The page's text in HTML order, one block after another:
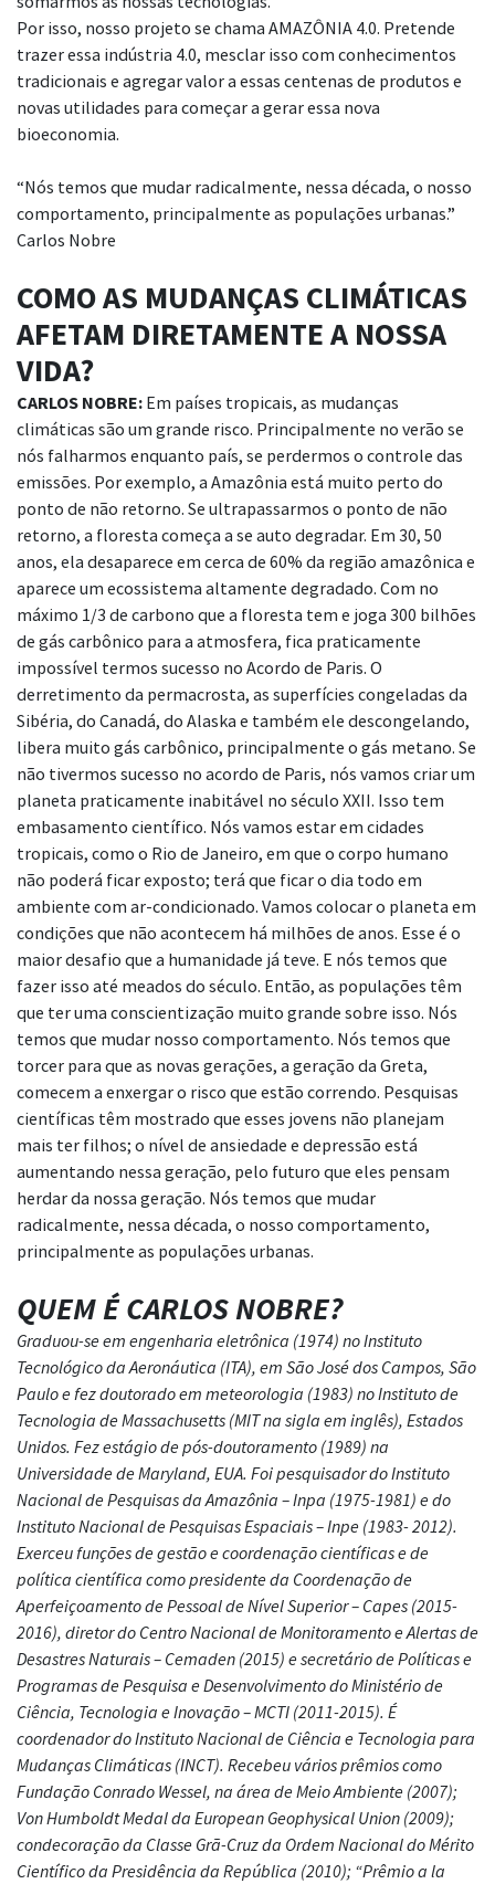
Por isso, nosso projeto se chama AMAZÔNIA 4.0. Pretende
trazer essa indústria 4.0, mesclar isso com conhecimentos
tradicionais e agregar valor a essas centenas de produtos e
novas utilidades para começar a gerar essa nova
bioeconomia.
“Nós temos que mudar radicalmente, nessa década, o nosso
comportamento, principalmente as populações urbanas.”
Carlos Nobre
COMO AS MUDANÇAS CLIMÁTICAS
AFETAM DIRETAMENTE A NOSSA
VIDA?
CARLOS NOBRE: Em países tropicais, as mudanças
climáticas são um grande risco. Principalmente no verão se
nós falharmos enquanto país, se perdermos o controle das
emissões. Por exemplo, a Amazônia está muito perto do
ponto de não retorno. Se ultrapassarmos o ponto de não
retorno, a floresta começa a se auto degradar. Em 30, 50
anos, ela desaparece em cerca de 60% da região amazônica e
aparece um ecossistema altamente degradado. Com no
máximo 1/3 de carbono que a floresta tem e joga 300 bilhões
de gás carbônico para a atmosfera, fica praticamente
impossível termos sucesso no Acordo de Paris. O
derretimento da permacrosta, as superfícies congeladas da
Sibéria, do Canadá, do Alaska e também ele descongelando,
libera muito gás carbônico, principalmente o gás metano. Se
não tivermos sucesso no acordo de Paris, nós vamos criar um
planeta praticamente inabitável no século XXII. Isso tem
embasamento científico. Nós vamos estar em cidades
tropicais, como o Rio de Janeiro, em que o corpo humano
não poderá ficar exposto; terá que ficar o dia todo em
ambiente com ar-condicionado. Vamos colocar o planeta em
condições que não acontecem há milhões de anos. Esse é o
maior desafio que a humanidade já teve. E nós temos que
fazer isso até meados do século. Então, as populações têm
que ter uma conscientização muito grande sobre isso. Nós
temos que mudar nosso comportamento. Nós temos que
torcer para que as novas gerações, a geração da Greta,
comecem a enxergar o risco que estão correndo. Pesquisas
científicas têm mostrado que esses jovens não planejam
mais ter filhos; o nível de ansiedade e depressão está
aumentando nessa geração, pelo futuro que eles pensam
herdar da nossa geração. Nós temos que mudar
radicalmente, nessa década, o nosso comportamento,
principalmente as populações urbanas.
QUEM É CARLOS NOBRE?
Graduou-se em engenharia eletrônica (1974) no Instituto
Tecnológico da Aeronáutica (ITA), em São José dos Campos, São
Paulo e fez doutorado em meteorologia (1983) no Instituto de
Tecnologia de Massachusetts (MIT na sigla em inglês), Estados
Unidos. Fez estágio de pós-doutoramento (1989) na
Universidade de Maryland, EUA. Foi pesquisador do Instituto
Nacional de Pesquisas da Amazônia – Inpa (1975-1981) e do
Instituto Nacional de Pesquisas Espaciais – Inpe (1983- 2012).
Exerceu funções de gestão e coordenação científicas e de
política científica como presidente da Coordenação de
Aperfeiçoamento de Pessoal de Nível Superior – Capes (2015-
2016), diretor do Centro Nacional de Monitoramento e Alertas de
Desastres Naturais – Cemaden (2015) e secretário de Políticas e
Programas de Pesquisa e Desenvolvimento do Ministério de
Ciência, Tecnologia e Inovação – MCTI (2011-2015). É
coordenador do Instituto Nacional de Ciência e Tecnologia para
Mudanças Climáticas (INCT). Recebeu vários prêmios como
Fundação Conrado Wessel, na área de Meio Ambiente (2007);
Von Humboldt Medal da European Geophysical Union (2009);
condecoração da Classe Grã-Cruz da Ordem Nacional do Mérito
Científico da Presidência da República (2010); “Prêmio a la